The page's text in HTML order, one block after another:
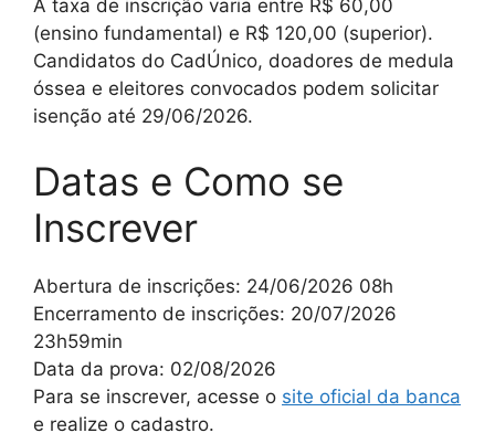
A taxa de inscrição varia entre R$ 60,00
(ensino fundamental) e R$ 120,00 (superior).
Candidatos do CadÚnico, doadores de medula
óssea e eleitores convocados podem solicitar
isenção até 29/06/2026.
Datas e Como se
Inscrever
Abertura de inscrições: 24/06/2026 08h
Encerramento de inscrições: 20/07/2026
23h59min
Data da prova: 02/08/2026
Para se inscrever, acesse o site oficial da banca
e realize o cadastro.